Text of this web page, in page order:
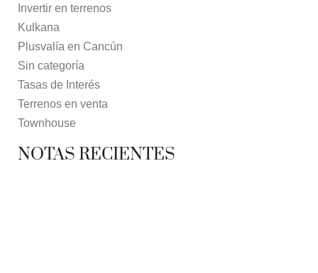
Invertir en terrenos
Kulkana
Plusvalía en Cancún
Sin categoría
Tasas de Interés
Terrenos en venta
Townhouse
NOTAS RECIENTES